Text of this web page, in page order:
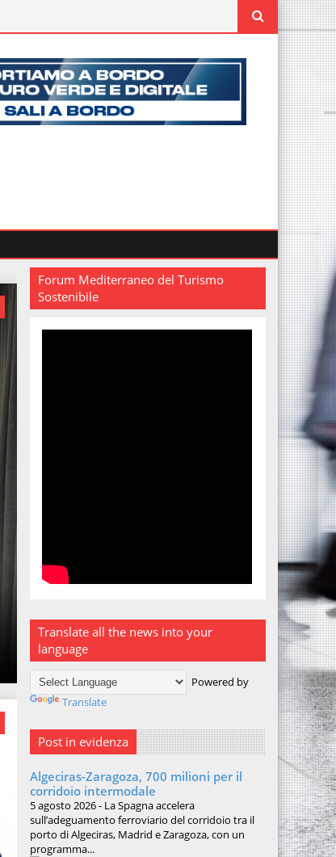
Forum Mediterraneo del Turismo
Sostenibile
Translate all the news into your
language
Powered by
Translate
Post in evidenza
Algeciras-Zaragoza, 700 milioni per il
corridoio intermodale
5 agosto 2026 - La Spagna accelera
sull’adeguamento ferroviario del corridoio tra il
porto di Algeciras, Madrid e Zaragoza, con un
programma...